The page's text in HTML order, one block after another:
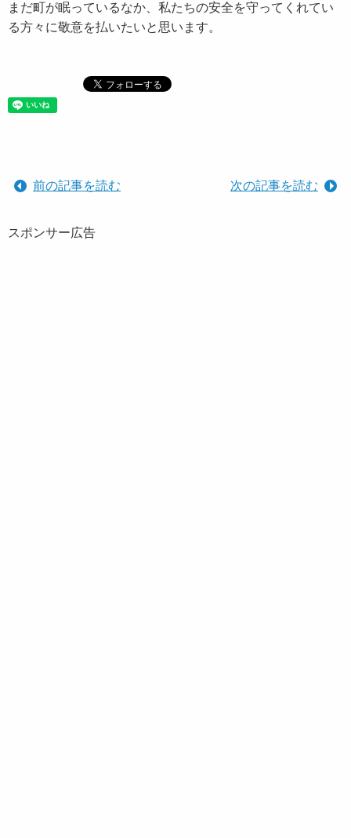
まだ町が眠っているなか、私たちの安全を守ってくれてい
る方々に敬意を払いたいと思います。
前の記事を読む 次の記事を読む
スポンサー広告